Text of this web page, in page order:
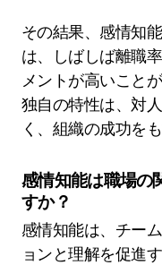
その結果、感情知
は、しばしば離職
メントが高いこと
独自の特性は、対
く、組織の成功を
感情知能は職場の
すか？
感情知能は、チー
ョンと理解を促進